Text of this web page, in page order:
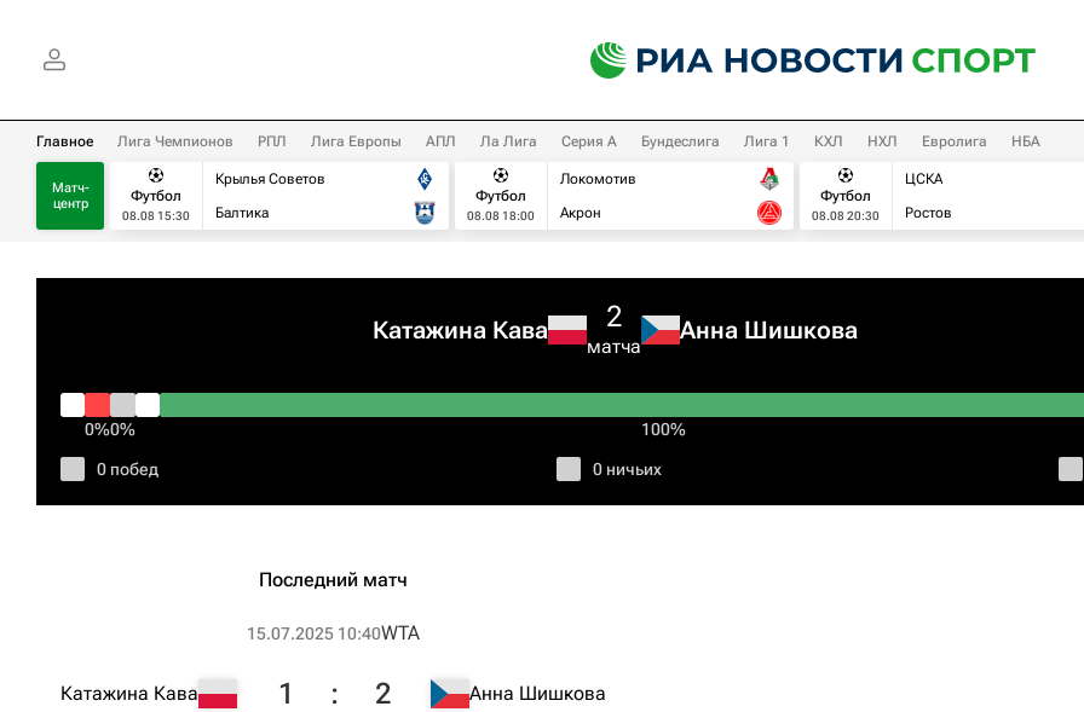
Главное Лига Чемпионов РПЛ Лига Европы АПЛ Ла Лига Серия А Бундеслига Лига 1 КХЛ НХЛ Евролига НБА
Матч-
центр
Футбол
08.08 15:30
Крылья Советов
Балтика
Футбол
08.08 18:00
Локомотив
Акрон
Футбол
08.08 20:30
ЦСКА
Ростов
Катажина Кава 2
матча
Анна Шишкова
0%0% 100%
0 побед 0 ничьих
Последний матч
15.07.2025 10:40WTA
Катажина Кава 1 : 2 Анна Шишкова